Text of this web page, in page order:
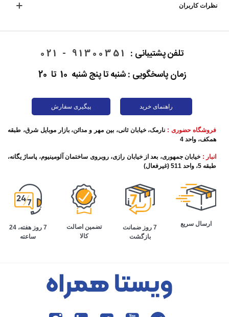
نظرات کاربران
تلفن پشتیبانی : 91300351 - 021
زمان پاسخگویی : شنبه تا پنج شنبه 10 تا 20
راهنمای خرید پیگیری سفارش
فروشگاه حضوری : نارمک، خیابان ثانی، بین مهر و مدائن، بازار موبایل شرق، طبقه
همکف، واحد 4
انبار : خیابان جمهوری، بعد از خیابان رازی، روبروی ساختمان آلومینیوم، پاساژ یگانه،
طبقه 5، واحد 511 (غیرفعال)
ارسال سریع
7 روز ضمانت
بازگشت
تضمین اصالت
کالا
7 روز هفته، 24
ساعته